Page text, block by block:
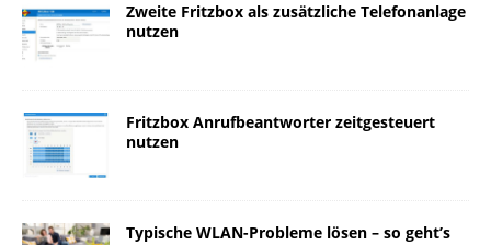
Zweite Fritzbox als zusätzliche Telefonanlage
nutzen
Fritzbox Anrufbeantworter zeitgesteuert
nutzen
Typische WLAN-Probleme lösen – so geht’s